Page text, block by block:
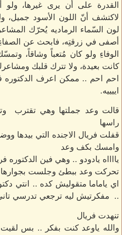
القدرة على أن يرى غيرها،
لاكتشف أنّ اللون الأسود جميل،
لون السّماء الرماديه يُحرّك
أصفى في زرقتِه، فابحث عن
الوفاءِ ولو كان مُتعباً وشاقاً،
كانت بعيدة، ولا تترك قلبك
احم احم .. ممكن اعرف الدكتوره
اييييه.
قالت وعد جملتها وهي تقترب
راسها
قفلت فريال الاجنده التي بيدها
وامسك بكف وعد
يااااه يادودو .. وهي فين الدكتوره
تحركت وعد ببطئ وجلست بجوارها
اي ياماما متقوليش كده .. انتي
.. مفكرتيش ليه ترجعي تدرسي
تنهدت فريال
والله ياوعد كنت بفكر .. بس